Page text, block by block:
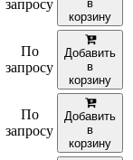
запросу
в
корзину
По
запросу
Добавить
в
корзину
По
запросу
Добавить
в
корзину